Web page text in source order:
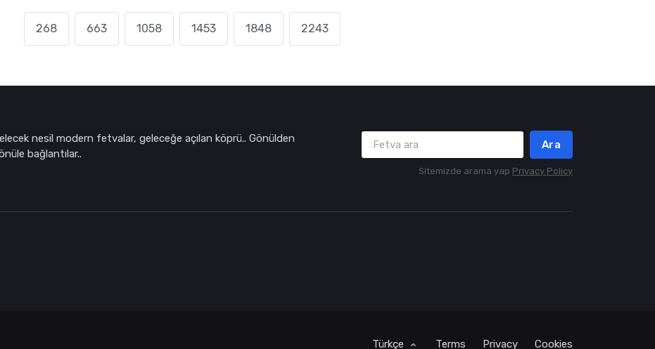
268 663 1058 1453 1848 2243
nesil modern fetvalar, geleceğe açılan köprü.. Gönülden
bağlantılar..
Ara
Sitemizde arama yap Privacy Policy
Türkçe Terms Privacy Cookies